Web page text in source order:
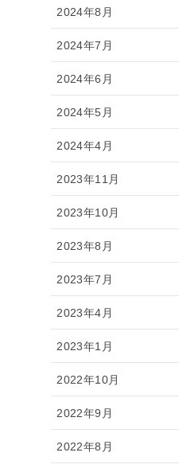
2024年8月
2024年7月
2024年6月
2024年5月
2024年4月
2023年11月
2023年10月
2023年8月
2023年7月
2023年4月
2023年1月
2022年10月
2022年9月
2022年8月